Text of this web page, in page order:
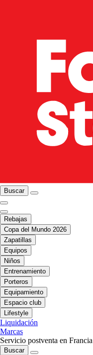
Buscar
Rebajas
Copa del Mundo 2026
Zapatillas
Equipos
Niños
Entrenamiento
Porteros
Equipamiento
Espacio club
Lifestyle
Liquidación
Marcas
Servicio postventa en Francia
Buscar